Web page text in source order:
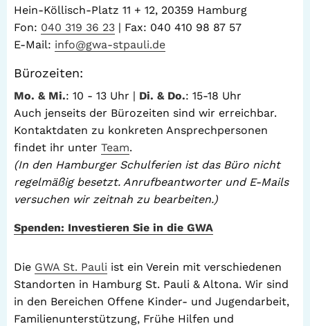
Hein-Köllisch-Platz 11 + 12, 20359 Hamburg
Fon: 040 319 36 23 | Fax: 040 410 98 87 57
E-Mail: info@gwa-stpauli.de
Bürozeiten:
Mo. & Mi.: 10 - 13 Uhr | Di. & Do.: 15-18 Uhr
Auch jenseits der Bürozeiten sind wir erreichbar.
Kontaktdaten zu konkreten Ansprechpersonen
findet ihr unter Team.
(In den Hamburger Schulferien ist das Büro nicht
regelmäßig besetzt. Anrufbeantworter und E-Mails
versuchen wir zeitnah zu bearbeiten.)
Spenden: Investieren Sie in die GWA
Die GWA St. Pauli ist ein Verein mit verschiedenen
Standorten in Hamburg St. Pauli & Altona. Wir sind
in den Bereichen Offene Kinder- und Jugendarbeit,
Familienunterstützung, Frühe Hilfen und